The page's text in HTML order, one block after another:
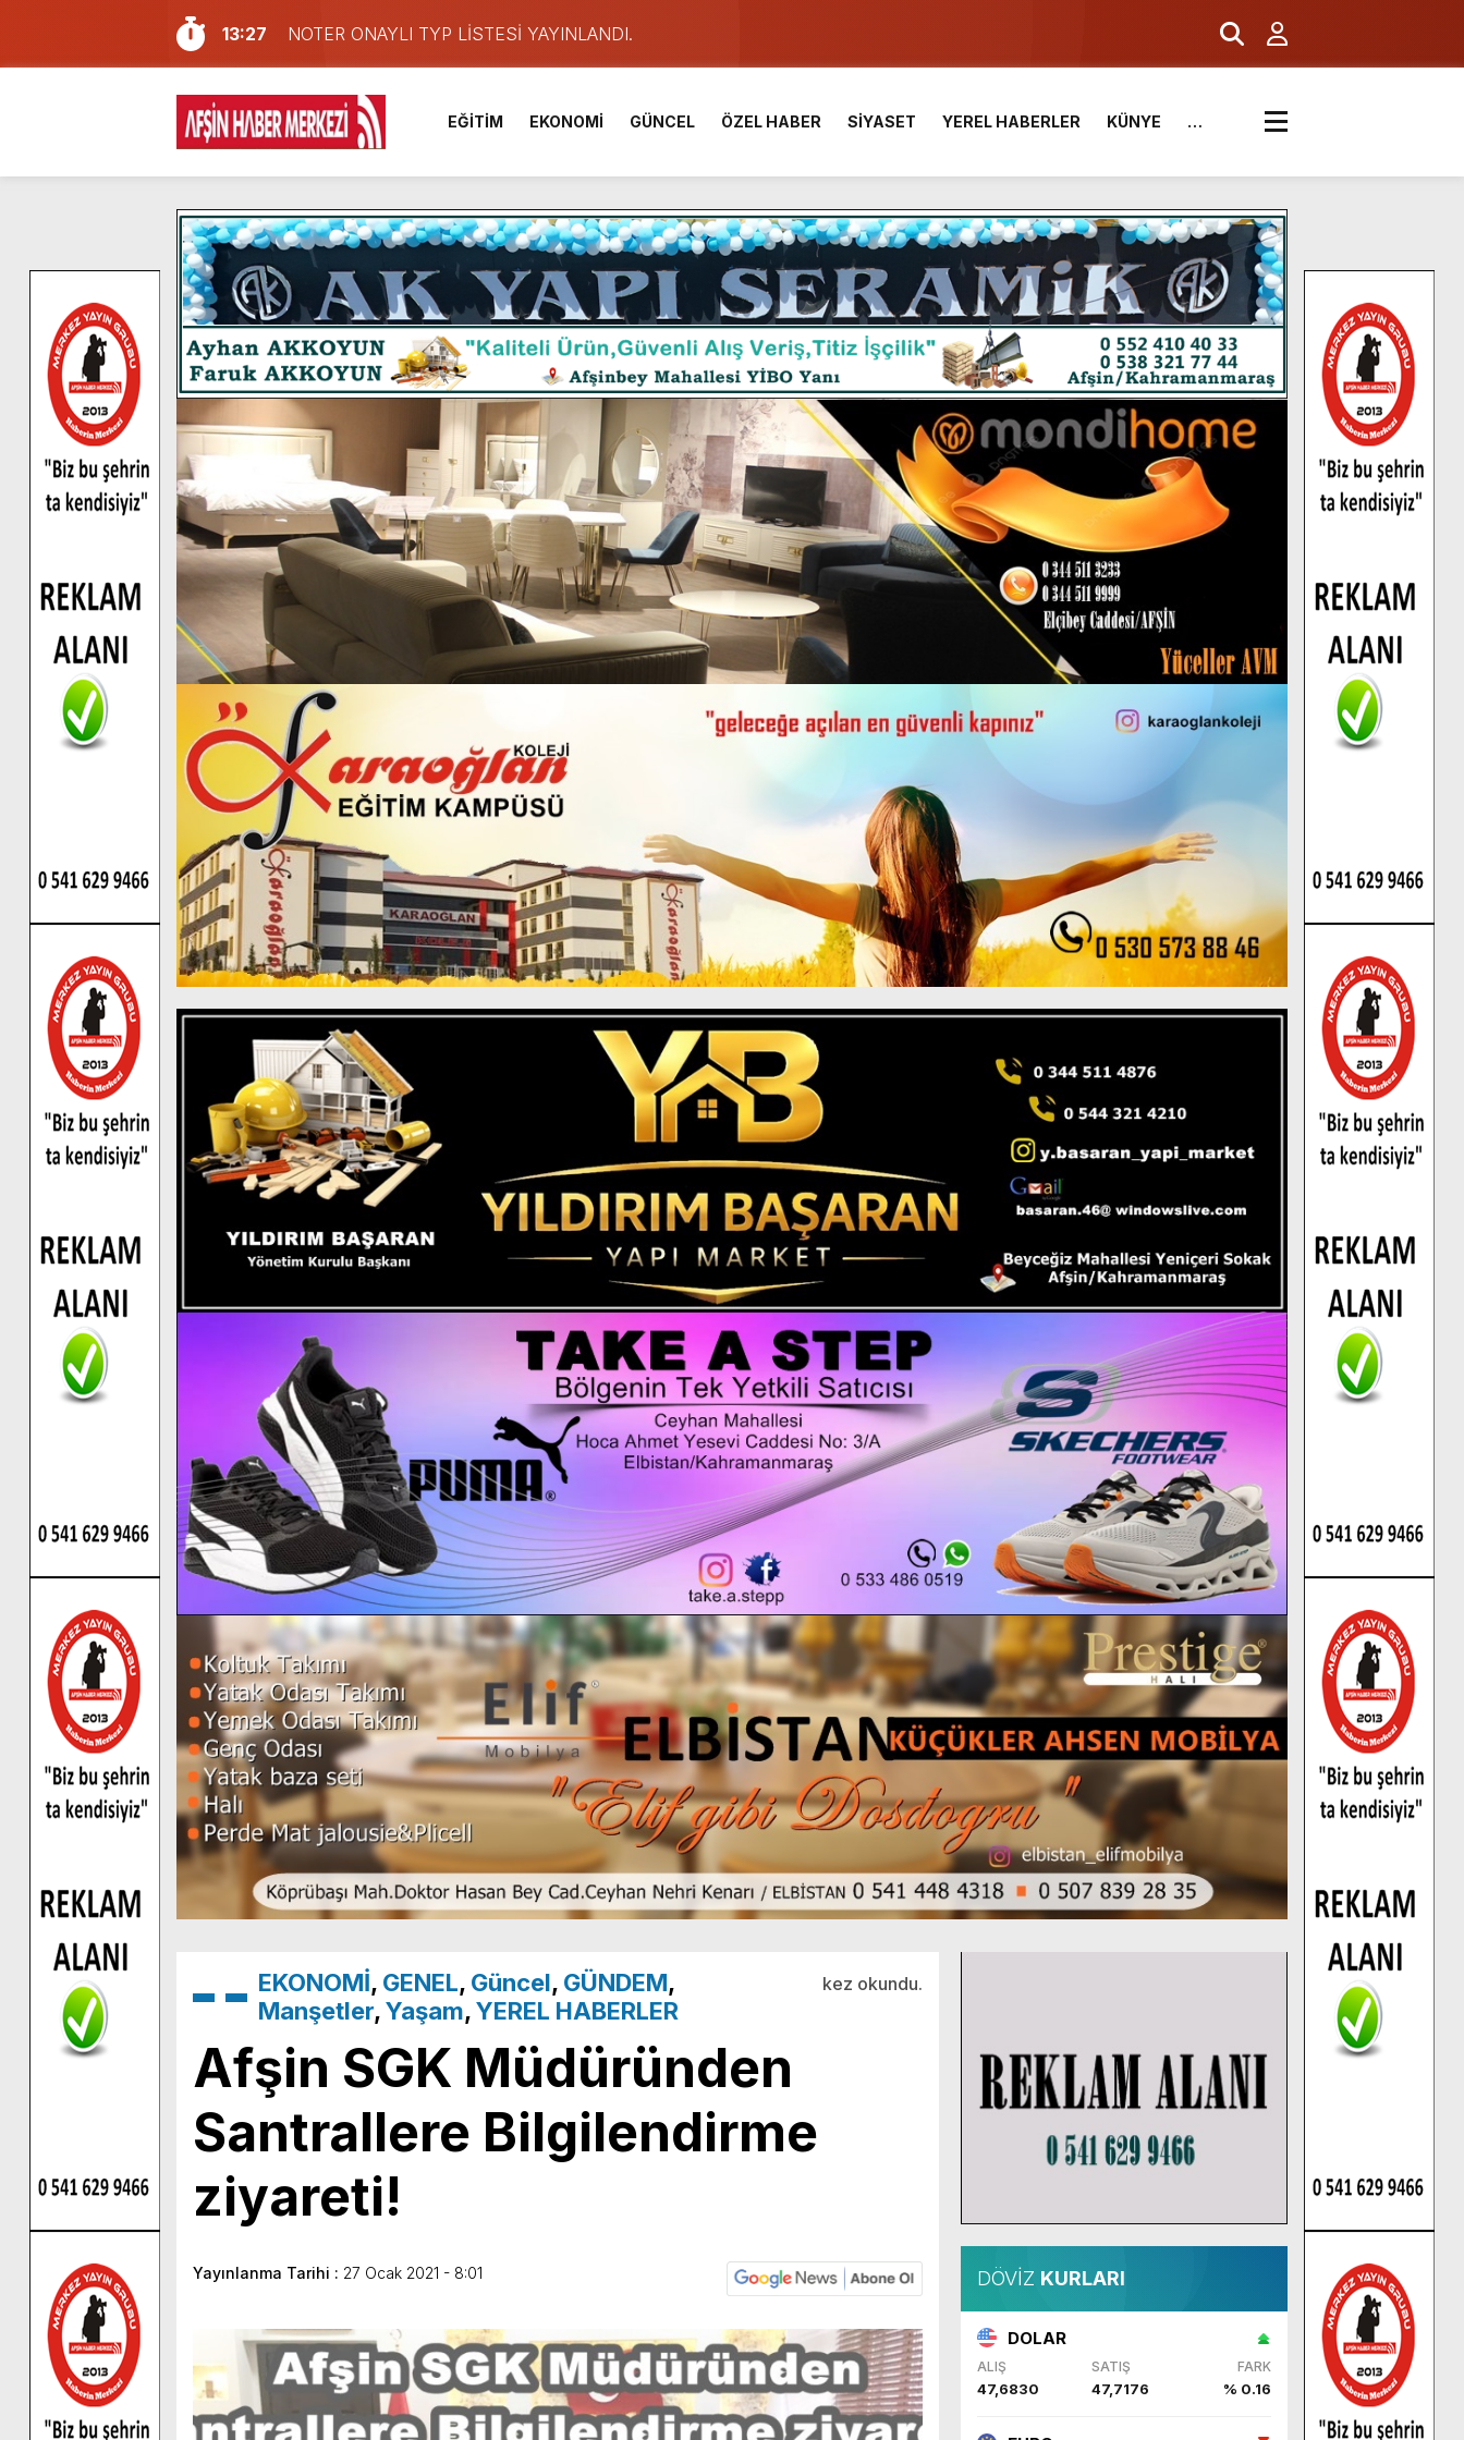
13:27
NOTER ONAYLI TYP LİSTESİ YAYINLANDI.
11:22
KAFUM Fuar Alanı Bulut ve Yavuz’un Ezgileriyle Şenlendi.
8:06
Afşinli bir hemşehrimizin de olduğu Filistin Konvoyu, güçlenerek ilerliyor.
14:05
Madrigal, Perşembe Günü KAFUM’da Sahne Alacak.
7:39
KEDİNİZ Mİ VAR?
7:27
Cumhurbaşkanı Erdoğan, Ayser Çalık Ortaokulu Şehitlerinin Aileleriyle Bir Araya Geldi.
13:57
Afşin Heyetinden Kaymakam Muammer Sarıdoğan’a Beşikdüzü’nde hayırlı olsun ziyareti.
10:34
Vatandaşlardan Ağustos Fuarı’na Tam Not.
16:48
Pusula Maraş Kamplarında 2 Bin Genç Doğa ve Bilimle Buluştu.
16:10
Uluslararası Bisiklet Yarışması’nda En Zorlu Etap Tamamlandı.
EĞİTİM EKONOMİ GÜNCEL ÖZEL HABER SİYASET YEREL HABERLER KÜNYE …
EKONOMİ, GENEL, Güncel, GÜNDEM,
Manşetler,Yaşam,YEREL HABERLER
kez okundu.
Afşin SGK Müdüründen
Santrallere Bilgilendirme
ziyareti!
Yayınlanma Tarihi : 27 Ocak 2021 - 8:01 DÖVİZ KURLARI
DOLAR
ALIŞ SATIŞ FARK
47,6830 47,7176 % 0.16